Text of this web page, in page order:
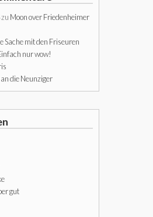
zu Moon over Friedenheimer
Sache mit den Friseuren
nur wow!
die Neunziger
gut